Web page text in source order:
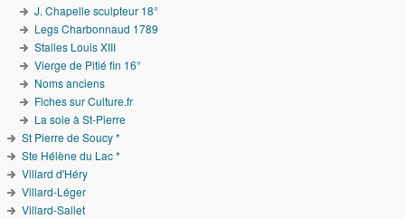
J. Chapelle sculpteur 18°
Legs Charbonnaud 1789
Stalles Louis XIII
Vierge de Pitié fin 16°
Noms anciens
Fiches sur Culture.fr
La soie à St-Pierre
St Pierre de Soucy *
Ste Hélène du Lac *
Villard d'Héry
Villard-Léger
Villard-Sallet